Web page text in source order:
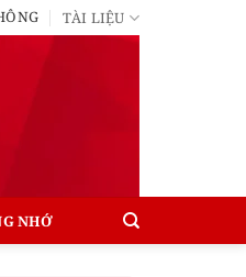
TÀI LIỆU
NHỚ